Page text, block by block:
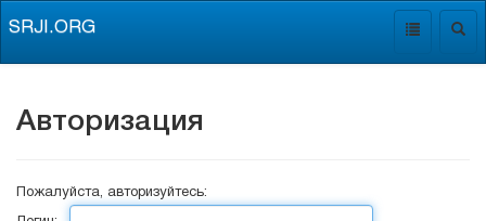
Toggle
SRJI.ORG
Авторизация
Пожалуйста, авторизуйтесь: